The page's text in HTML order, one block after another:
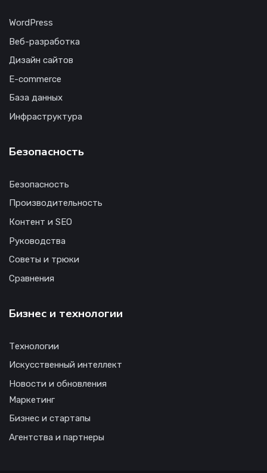
WordPress
Веб-разработка
Дизайн сайтов
E-commerce
База данных
Инфраструктура
Безопасность
Безопасность
Производительность
Контент и SEO
Руководства
Советы и трюки
Сравнения
Бизнес и технологии
Технологии
Искусственный интеллект
Новости и обновления
Маркетинг
Бизнес и стартапы
Агентства и партнеры